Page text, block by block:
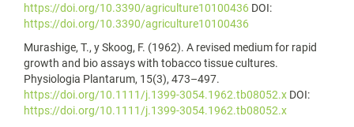
https://doi.org/10.3390/agriculture10100436 DOI:
https://doi.org/10.3390/agriculture10100436
Murashige, T., y Skoog, F. (1962). A revised medium for rapid
growth and bio assays with tobacco tissue cultures.
Physiologia Plantarum, 15(3), 473–497.
https://doi.org/10.1111/j.1399-3054.1962.tb08052.x DOI:
https://doi.org/10.1111/j.1399-3054.1962.tb08052.x